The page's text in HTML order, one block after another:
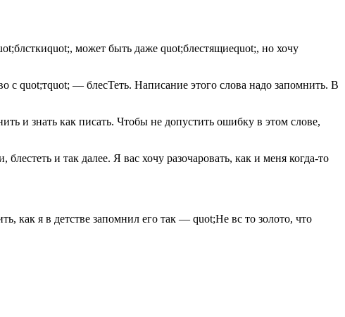
может быть даже quot;блестящиеquot;, но хочу
с quot;тquot; — блесТеть. Написание этого слова надо запомнить. В
и знать как писать. Чтобы не допустить ошибку в этом слове,
и так далее. Я вас хочу разочаровать, как и меня когда-то
как я в детстве запомнил его так — quot;Не вс то золото, что